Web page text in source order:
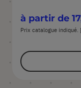
à partir de
Prix catalogue indiqué.